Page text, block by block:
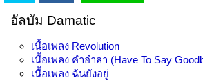
อัลบัม Damatic
เนื้อเพลง Revolution
เนื้อเพลง คำอำลา (Have To Say
เนื้อเพลง ฉันยังอยู่